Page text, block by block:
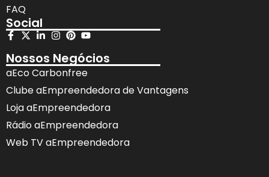
FAQ
Social
Nossos Negócios
aEco Carbonfree
Clube aEmpreendedora de Vantagens
Loja aEmpreendedora
Rádio aEmpreendedora
Web TV aEmpreendedora